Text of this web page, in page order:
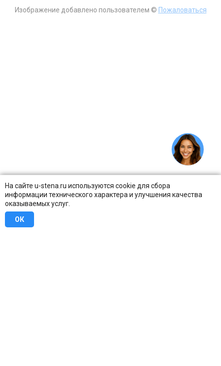
На сайте u-stena.ru используются cookie для сбора
информации технического характера и улучшения качества
оказываемых услуг.
ОК
Изображение добавлено пользователем © Пожаловаться